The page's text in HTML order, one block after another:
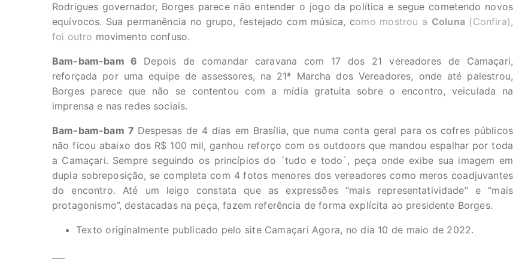
Rodrigues governador, Borges parece não entender o jogo da política e segue cometendo novos
equívocos. Sua permanência no grupo, festejado com música, como mostrou a Coluna(Confira),
foi outro movimento confuso.
Bam-bam-bam 6 Depois de comandar caravana com 17 dos 21 vereadores de Camaçari,
reforçada por uma equipe de assessores, na 21ª Marcha dos Vereadores, onde até palestrou,
Borges parece que não se contentou com a mídia gratuita sobre o encontro, veiculada na
imprensa e nas redes sociais.
Bam-bam-bam 7 Despesas de 4 dias em Brasília, que numa conta geral para os cofres públicos
não ficou abaixo dos R$ 100 mil, ganhou reforço com os outdoors que mandou espalhar por toda
a Camaçari. Sempre seguindo os princípios do ´tudo e todo`, peça onde exibe sua imagem em
dupla sobreposição, se completa com 4 fotos menores dos vereadores como meros coadjuvantes
do encontro. Até um leigo constata que as expressões “mais representatividade” e “mais
protagonismo”, destacadas na peça, fazem referência de forma explícita ao presidente Borges.
Texto originalmente publicado pelo site Camaçari Agora, no dia 10 de maio de 2022.